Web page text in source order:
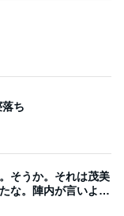
ち
そうか。それは茂美
な。陣内が言いよる